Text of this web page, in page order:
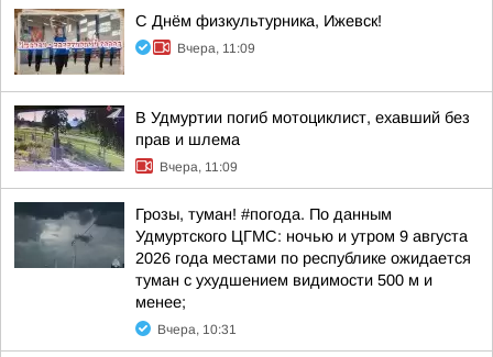
С Днём физкультурника, Ижевск!
Вчера, 11:09
В Удмуртии погиб мотоциклист, ехавший без
прав и шлема
Вчера, 11:09
Грозы, туман! #погода. По данным
Удмуртского ЦГМС: ночью и утром 9 августа
2026 года местами по республике ожидается
туман с ухудшением видимости 500 м и
менее;
Вчера, 10:31